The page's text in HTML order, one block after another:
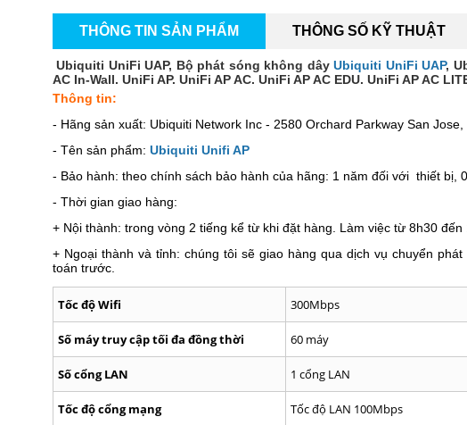
THÔNG TIN SẢN PHẨM THÔNG SỐ KỸ THUẬT
Ubiquiti UniFi UAP, Bộ phát sóng không dâyUbiquiti UniFi UAP,
AC In-Wall. UniFi AP. UniFi AP AC. UniFi AP AC EDU. UniFi AP AC
Thông tin:
- Hãng sản xuất: Ubiquiti Network Inc - 2580 Orchard Parkway San Jose,
- Tên sản phẩm: Ubiquiti Unifi AP
- Bảo hành: theo chính sách bảo hành của hãng: 1 năm đối với thiết bị,
- Thời gian giao hàng:
+ Nội thành: trong vòng 2 tiếng kể từ khi đặt hàng. Làm việc từ 8h30 đến
+ Ngoại thành và tỉnh: chúng tôi sẽ giao hàng qua dịch vụ chuyển
toán trước.
Tốc độ Wifi 300Mbps
Số máy truy cập tối đa đồng thời 60 máy
Số cổng LAN 1 cổng LAN
Tốc độ cổng mạng Tốc độ LAN 100Mbps